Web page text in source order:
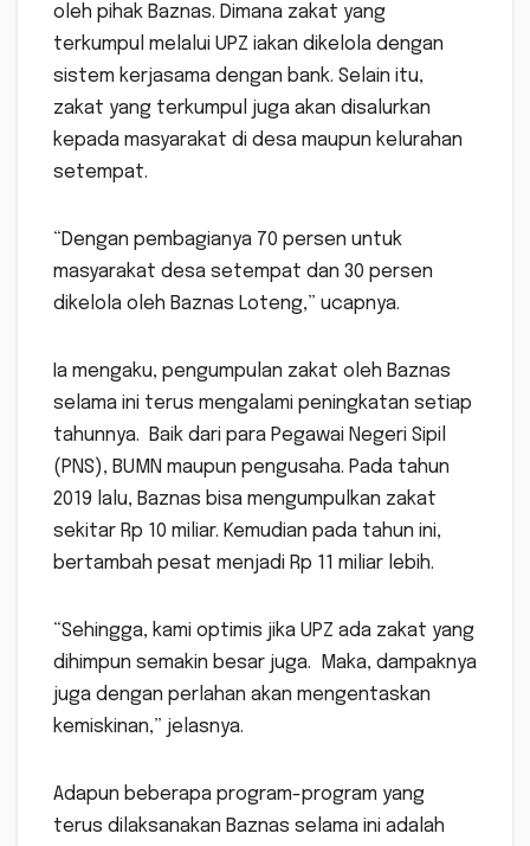
oleh pihak Baznas. Dimana zakat yang
terkumpul melalui UPZ iakan dikelola dengan
sistem kerjasama dengan bank. Selain itu,
zakat yang terkumpul juga akan disalurkan
kepada masyarakat di desa maupun kelurahan
setempat.
“Dengan pembagianya 70 persen untuk
masyarakat desa setempat dan 30 persen
dikelola oleh Baznas Loteng,” ucapnya.
Ia mengaku, pengumpulan zakat oleh Baznas
selama ini terus mengalami peningkatan setiap
tahunnya. Baik dari para Pegawai Negeri Sipil
(PNS), BUMN maupun pengusaha. Pada tahun
2019 lalu, Baznas bisa mengumpulkan zakat
sekitar Rp 10 miliar. Kemudian pada tahun ini,
bertambah pesat menjadi Rp 11 miliar lebih.
“Sehingga, kami optimis jika UPZ ada zakat yang
dihimpun semakin besar juga. Maka, dampaknya
juga dengan perlahan akan mengentaskan
kemiskinan,” jelasnya.
Adapun beberapa program-program yang
terus dilaksanakan Baznas selama ini adalah